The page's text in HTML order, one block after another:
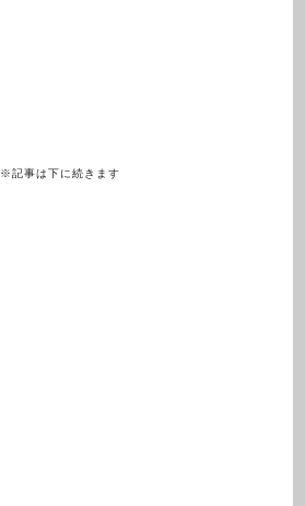
※記事は下に続きます